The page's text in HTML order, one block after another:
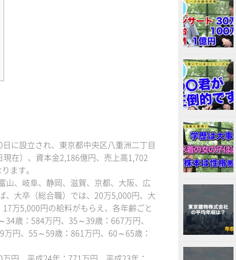
に設立され、東京都中央区八重洲二丁目
在）、資本金2,186億円、売上高1,702
ます。
山、岐阜、静岡、滋賀、京都、大阪、広
、大卒（総合職）では、20万5,000円、大
万5,000円の給料がもらえ、各年齢ごと
歳：584万円、35～39歳：667万円、
円、55～59歳：861万円、60～65歳：